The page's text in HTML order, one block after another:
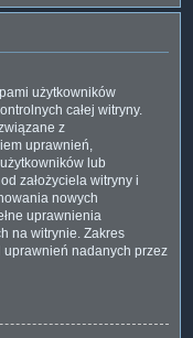
użytkowników
całej witryny.
z
uprawnień,
lub
założyciela witryny i
nowych
uprawnienia
na witrynie. Zakres
nadanych przez